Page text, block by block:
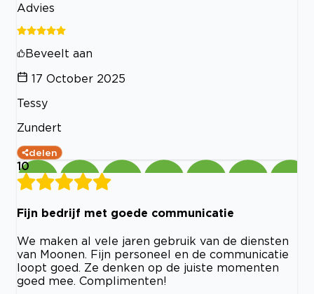
Advies
Beveelt aan
17 October 2025
Tessy
Zundert
delen
10
Fijn bedrijf met goede communicatie
We maken al vele jaren gebruik van de diensten
van Moonen. Fijn personeel en de communicatie
loopt goed. Ze denken op de juiste momenten
goed mee. Complimenten!